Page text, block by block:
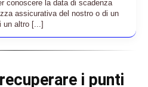
conoscere la data di scadenza
assicurativa del nostro o di un
un altro [...]
i punti